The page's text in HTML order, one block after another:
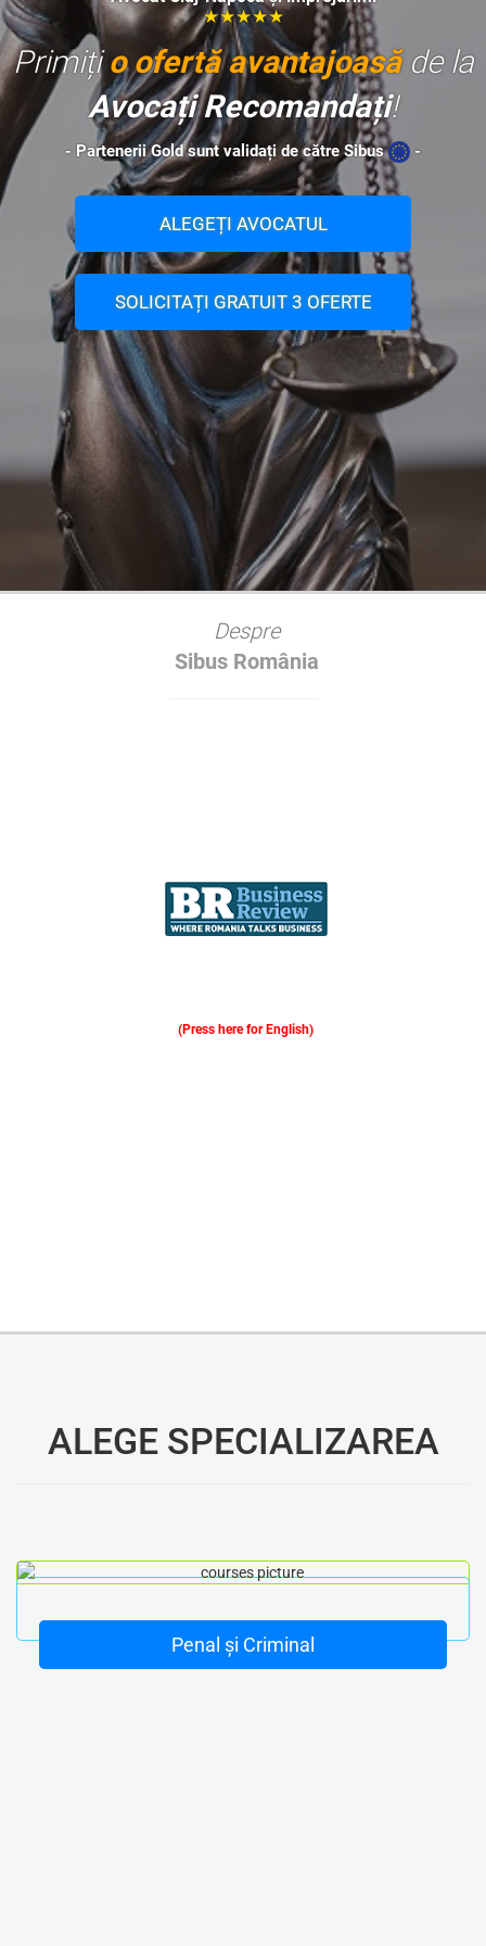
★★★★★
Primițio ofertă avantajoasăde la
Avocați Recomandați!
- Partenerii Gold sunt validați de către Sibus -
ALEGEȚI AVOCATUL
SOLICITAȚI GRATUIT 3 OFERTE
Despre
Sibus România
(Press here for English)
ALEGE SPECIALIZAREA
Penal și Criminal